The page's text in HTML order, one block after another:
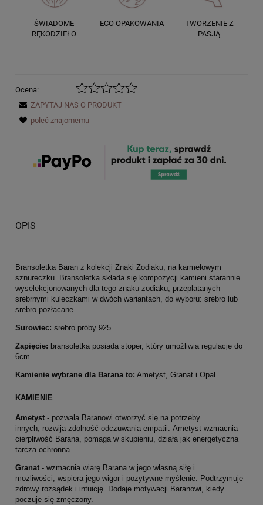
ŚWIADOME
RĘKODZIEŁO
ECO OPAKOWANIA
TWORZENIE Z
PASJĄ
Ocena:
ZAPYTAJ NAS O PRODUKT
poleć znajomemu
OPIS
Bransoletka Baran z kolekcji Znaki Zodiaku, na karmelowym
sznureczku. Bransoletka składa się kompozycji kamieni starannie
wyselekcjonowanych dla tego znaku zodiaku, przeplatanych
srebrnymi kuleczkami w dwóch wariantach, do wyboru: srebro lub
srebro pozłacane.
Surowiec: srebro próby 925
Zapięcie: bransoletka posiada stoper, który umożliwia regulację do
6cm.
Kamienie wybrane dla Barana to: Ametyst, Granat i Opal
KAMIENIE
Ametyst - pozwala Baranowi otworzyć się na potrzeby
innych, rozwija zdolność odczuwania empatii. Ametyst wzmacnia
cierpliwość Barana, pomaga w skupieniu, działa jak energetyczna
tarcza ochronna.
Granat - wzmacnia wiarę Barana w jego własną siłę i
możliwości, wspiera jego wigor i pozytywne myślenie. Podtrzymuje
zdrowy rozsądek i intuicję. Dodaje motywacji Baranowi, kiedy
poczuje się zmęczony.